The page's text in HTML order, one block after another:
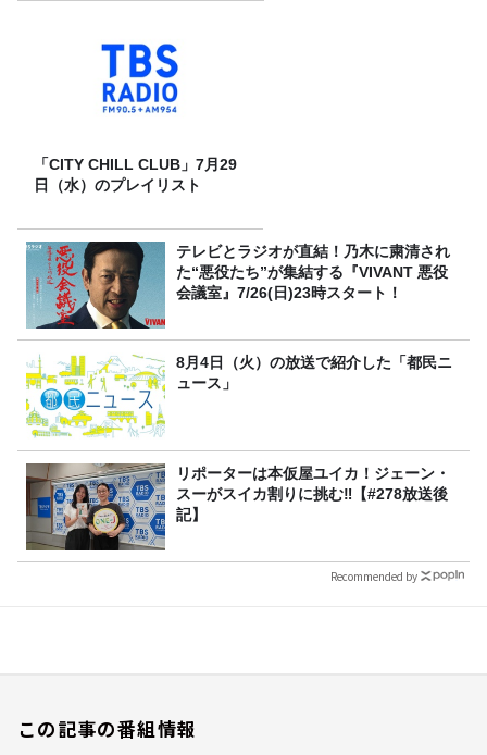
「CITY CHILL CLUB」7月29
日（水）のプレイリスト
テレビとラジオが直結！乃木に粛清され
た“悪役たち”が集結する『VIVANT 悪役
会議室』7/26(日)23時スタート！
8月4日（火）の放送で紹介した「都民ニ
ュース」
リポーターは本仮屋ユイカ！ジェーン・
スーがスイカ割りに挑む‼【#278放送後
記】
Recommended by
この記事の番組情報